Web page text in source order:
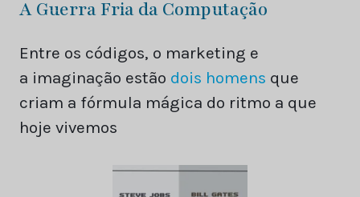
A Guerra Fria da Computação
Entre os códigos, o marketing e
a imaginação estão dois homens que
criam a fórmula mágica do ritmo a que
hoje vivemos